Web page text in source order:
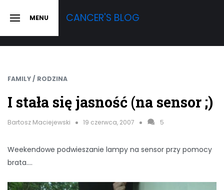
SLIDE MENU CANCER'S BLOG
FAMILY / RODZINA
I stała się jasność (na sensor ;)
Bartosz Maciejewski 19 czerwca, 2007 5
Weekendowe podwieszanie lampy na sensor przy pomocy
brata….